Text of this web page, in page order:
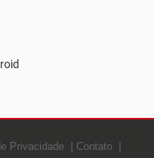
Privacidade
Contato